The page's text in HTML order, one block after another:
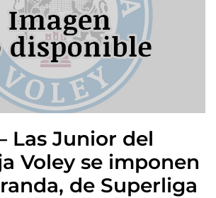
Las Junior del
Voley se imponen
de Superliga